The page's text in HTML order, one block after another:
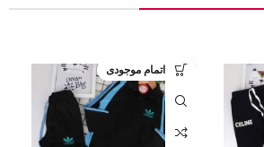
اتمام موجودی